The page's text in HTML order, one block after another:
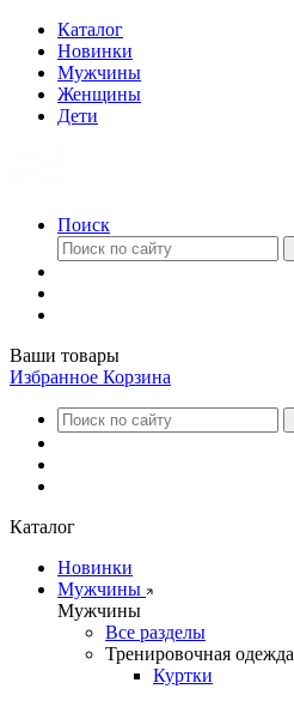
Каталог
Новинки
Мужчины
Женщины
Дети
Поиск
Ваши товары
Избранное Корзина
Каталог
Новинки
Мужчины
Мужчины
Все разделы
Тренировочная одежда
Куртки